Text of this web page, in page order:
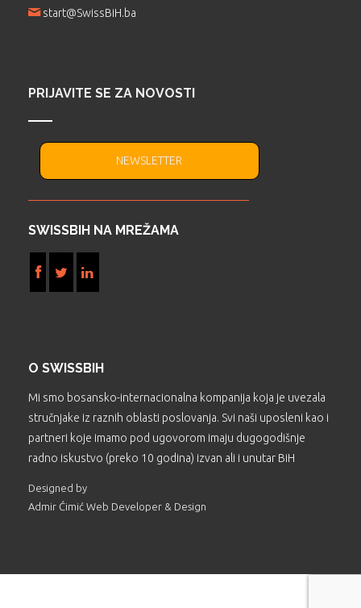
start@SwissBiH.ba
PRIJAVITE SE ZA NOVOSTI
NEWSLETTER
SWISSBIH NA MREŽAMA
O SWISSBIH
Mi smo bosansko-internacionalna kompanija koja je uvezala
stručnjake iz raznih oblasti poslovanja. Svi naši uposleni kao i
partneri koje imamo pod ugovorom imaju dugogodišnje
radno iskustvo (preko 10 godina) izvan ali i unutar BiH
Designed by
Admir Ćimić Web Developer & Design